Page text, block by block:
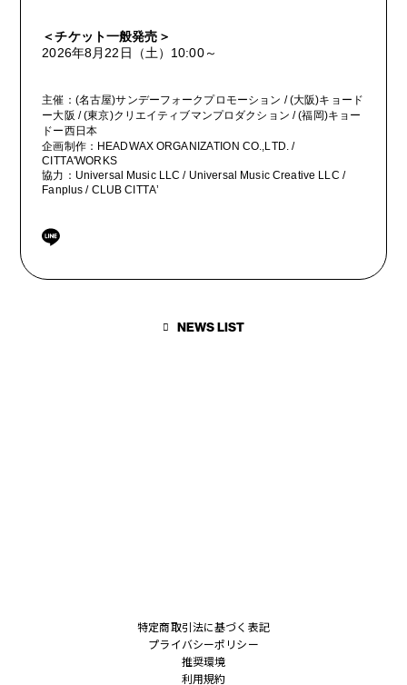
＜チケット一般発売＞
2026年8月22 日（土） 10:00～
主催： (名古屋)サンデーフォークプロモーション / (大阪)キョード
ー大阪 / (東京)クリエイティブマンプロダクション / (福岡)キョー
ドー西日本
企画制作： HEADWAX ORGANIZATION CO.,LTD. /
CITTA'WORKS
協力： Universal Music LLC / Universal Music Creative LLC /
Fanplus / CLUB CITTA’
NEWS LIST
特定商取引法に基づく表記
プライバシーポリシー
推奨環境
利用規約